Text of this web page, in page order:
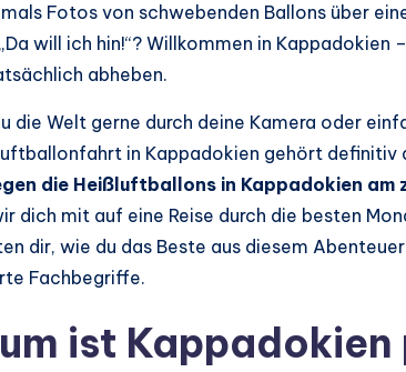
Fotos von schwebenden Ballons über
will ich hin!“? Willkommen in Kappadokien
abheben.
die Welt gerne durch deine Kamera oder
in Kappadokien gehört definitiv
die Heißluftballons in Kappadokien am
dich mit auf eine Reise durch die besten
dir, wie du das Beste aus diesem
Fachbegriffe.
ist